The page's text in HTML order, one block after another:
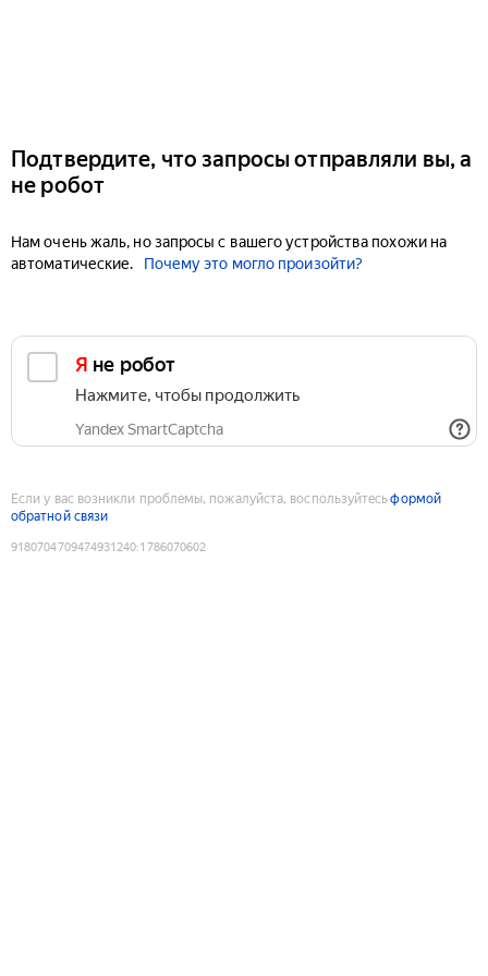
Подтвердите, что запросы отправляли вы, а
не робот
Нам очень жаль, но запросы с вашего устройства похожи на
автоматические.
Почему это могло произойти?
Я не робот
Нажмите, чтобы продолжить
Yandex SmartCaptcha
Если у вас возникли проблемы, пожалуйста, воспользуйтесьформой
обратной связи
9180704709474931240:1786070602